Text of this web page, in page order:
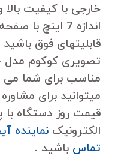
خارجی با کیفیت
اندازه 7 اینچ
قابلیتهای فوق باشید
مناسب برای شما می
میتوانید برای
قیمت روز دستگاه
الکترونیک نماینده
تماس باشید .